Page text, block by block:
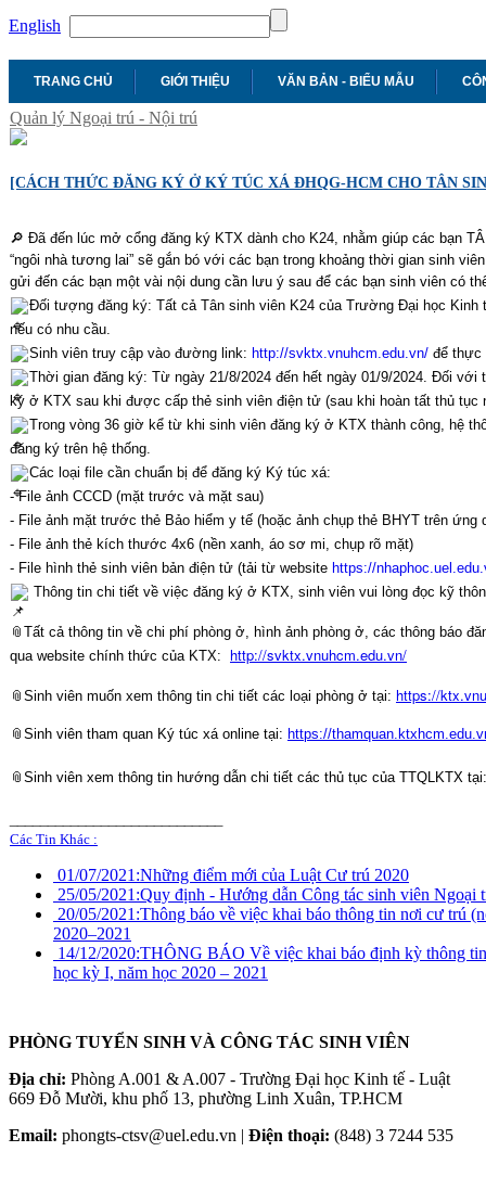
English
TRANG CHỦ GIỚI THIỆU VĂN BẢN - BIỂU MẪU
Quản lý Ngoại trú - Nội trú
[CÁCH THỨC ĐĂNG KÝ Ở KÝ TÚC XÁ ĐHQG-HCM CHO TÂN
🔎 Đã đến lúc mở cổng đăng ký KTX dành cho K24, nhằm giúp các bạn
“ngôi nhà tương lai” sẽ gắn bó với các bạn trong khoảng thời gian sinh
gửi đến các bạn một vài nội dung cần lưu ý sau để các bạn sinh viên có
Đối tượng đăng ký: Tất cả Tân sinh viên K24 của Trường Đại học Kinh
nếu có nhu cầu.
Sinh viên truy cập vào đường link: http://svktx.vnuhcm.edu.vn/ để thực
Thời gian đăng ký: Từ ngày 21/8/2024 đến hết ngày 01/9/2024. Đối với
ký ở KTX sau khi được cấp thẻ sinh viên điện tử (sau khi hoàn tất thủ tục
Trong vòng 36 giờ kể từ khi sinh viên đăng ký ở KTX thành công, hệ
đăng ký trên hệ thống.
Các loại file cần chuẩn bị để đăng ký Ký túc xá:
- File ảnh CCCD (mặt trước và mặt sau)
- File ảnh mặt trước thẻ Bảo hiểm y tế (hoặc ảnh chụp thẻ BHYT trên ứng
- File ảnh thẻ kích thước 4x6 (nền xanh, áo sơ mi, chụp rõ mặt)
- File hình thẻ sinh viên bản điện tử (tải từ website https://
Thông tin chi tiết về việc đăng ký ở KTX, sinh viên vui lòng đọc kỹ
📎Tất cả thông tin về chi phí phòng ở, hình ảnh phòng ở, các thông báo
qua website chính thức của KTX:
http://svktx.vnuhcm.edu.vn/
📎Sinh viên muốn xem thông tin chi tiết các loại phòng ở tại: https://
📎Sinh viên tham quan Ký túc xá online tại: https://
📎Sinh viên xem thông tin hướng dẫn chi tiết các thủ tục của TTQLKTX
Các Tin Khác :
01/07/2021:Những điểm mới của Luật Cư trú 2020
25/05/2021:Quy định - Hướng dẫn Công tác sinh viên Ngoại
20/05/2021:Thông báo về việc khai báo thông tin nơi cư trú
2020–2021
14/12/2020:THÔNG BÁO Về việc khai báo định kỳ thông
học kỳ I, năm học 2020 – 2021
PHÒNG TUYỂN SINH VÀ CÔNG TÁC SINH VIÊN
Địa chỉ: Phòng A.001 & A.007 - Trường Đại học Kinh tế - Luật
669 Đỗ Mười, khu phố 13, phường Linh Xuân, TP.HCM
Email: phongts-ctsv@uel.edu.vn | Điện thoại: (848) 3 7244 535